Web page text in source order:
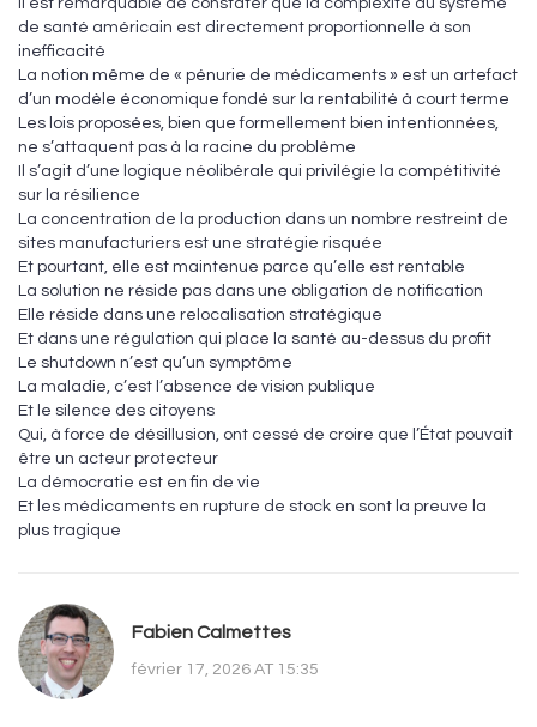
Il est remarquable de constater que la complexité du système
de santé américain est directement proportionnelle à son
inefficacité
La notion même de « pénurie de médicaments » est un artefact
d’un modèle économique fondé sur la rentabilité à court terme
Les lois proposées, bien que formellement bien intentionnées,
ne s’attaquent pas à la racine du problème
Il s’agit d’une logique néolibérale qui privilégie la compétitivité
sur la résilience
La concentration de la production dans un nombre restreint de
sites manufacturiers est une stratégie risquée
Et pourtant, elle est maintenue parce qu’elle est rentable
La solution ne réside pas dans une obligation de notification
Elle réside dans une relocalisation stratégique
Et dans une régulation qui place la santé au-dessus du profit
Le shutdown n’est qu’un symptôme
La maladie, c’est l’absence de vision publique
Et le silence des citoyens
Qui, à force de désillusion, ont cessé de croire que l’État pouvait
être un acteur protecteur
La démocratie est en fin de vie
Et les médicaments en rupture de stock en sont la preuve la
plus tragique
Fabien Calmettes
février 17, 2026 AT 15:35